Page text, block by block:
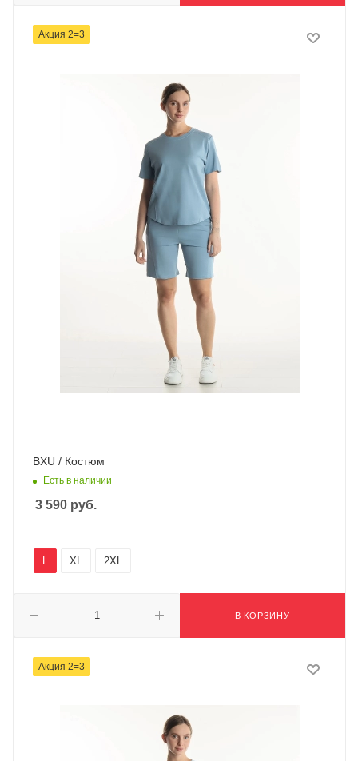
Акция 2=3
BXU / Костюм
Есть в наличии
3 590 руб.
В КОРЗИНУ
L XL 2XL
Акция 2=3